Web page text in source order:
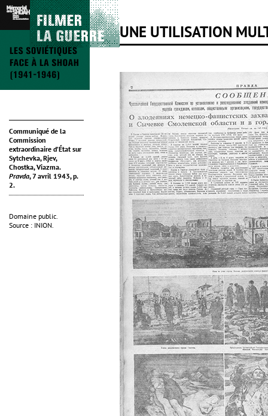
Communiqué de la
Commission
extraordinaire d’État sur
Sytchevka, Rjev,
Chostka, Viazma.
Pravda, 7 avril 1943, p.
2.
Domaine public.
Source : INION.
UNE UTILISATION